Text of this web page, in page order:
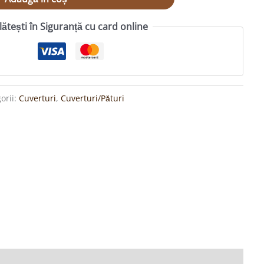
în Siguranță cu card online
Cuverturi, Cuverturi/Pături